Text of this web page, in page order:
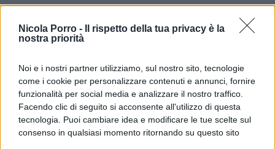
Nicola Porro -
Il rispetto della tua privacy è la
nostra priorità
Noi e i nostri partner utilizziamo, sul nostro sito, tecnologie
come i cookie per personalizzare contenuti e annunci, fornire
funzionalità per social media e analizzare il nostro traffico.
Facendo clic di seguito si acconsente all'utilizzo di questa
tecnologia. Puoi cambiare idea e modificare le tue scelte sul
consenso in qualsiasi momento ritornando su questo sito
Forse è proprio questa l’occasione che resta
ancora da cogliere.Fare della Corte non un
ostacolo all’amministrazione, ma una
moderna infrastruttura della buona
amministrazione : più veloce nei giudizi, più forte